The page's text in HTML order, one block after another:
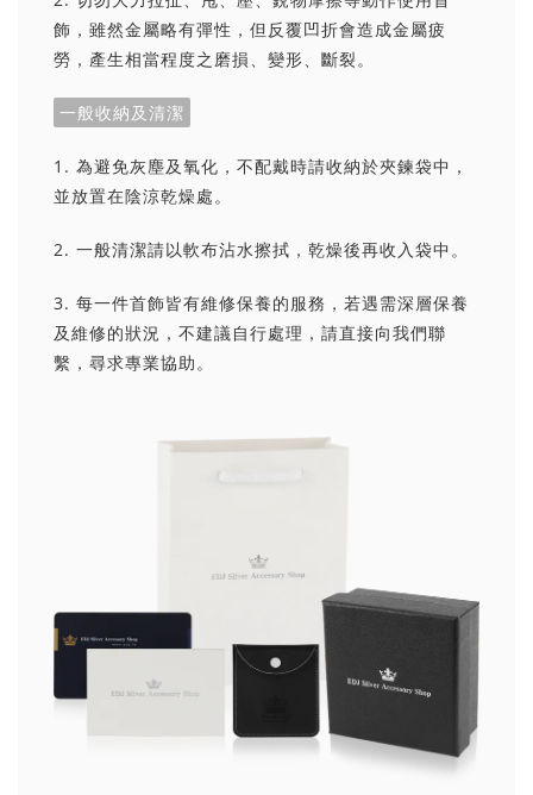
飾，雖然金屬略有彈性，但反覆凹折會造成金屬疲
勞，產生相當程度之磨損、變形、斷裂。
一般收納及清潔
1. 為避免灰塵及氧化，不配戴時請收納於夾鍊袋中，
並放置在陰涼乾燥處。
2. 一般清潔請以軟布沾水擦拭，乾燥後再收入袋中。
3. 每一件首飾皆有維修保養的服務，若遇需深層保養
及維修的狀況，不建議自行處理，請直接向我們聯
繫，尋求專業協助。